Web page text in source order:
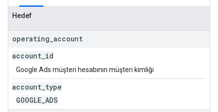
Hedef
operating account
account id
Google Ads müşteri hesabının müşteri kimliği
account type
GOOGLE ADS